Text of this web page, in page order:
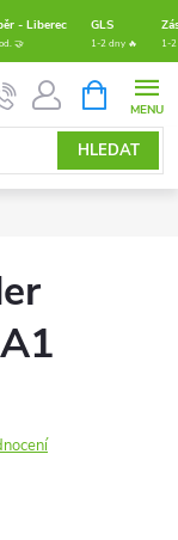
- Liberec GLS
🤝 1-2 dny 🔥 1-
HLEDAT
NÁKUPNÍ
KOŠÍK